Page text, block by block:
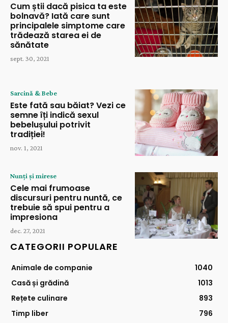
Cum știi dacă pisica ta este
bolnavă? Iată care sunt
principalele simptome care
trădează starea ei de
sănătate
sept. 30, 2021
Sarcină & Bebe
Este fată sau băiat? Vezi ce
semne îți indică sexul
bebelușului potrivit
tradiției!
nov. 1, 2021
Nunți și mirese
Cele mai frumoase
discursuri pentru nuntă, ce
trebuie să spui pentru a
impresiona
dec. 27, 2021
CATEGORII POPULARE
Animale de companie
1040
Casă și grădină
1013
Rețete culinare
893
Timp liber
796